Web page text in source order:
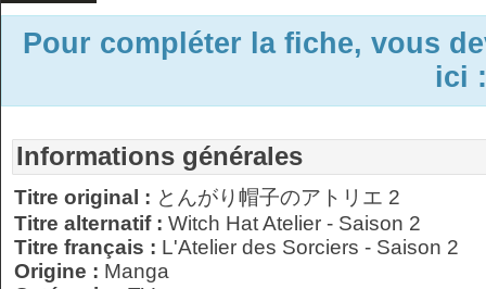
Pour compléter la fiche, vous
ici
Informations générales
Titre original : とんがり帽子のアトリエ 2
Titre alternatif : Witch Hat Atelier - Saison 2
Titre français : L'Atelier des Sorciers - Saison 2
Origine : Manga